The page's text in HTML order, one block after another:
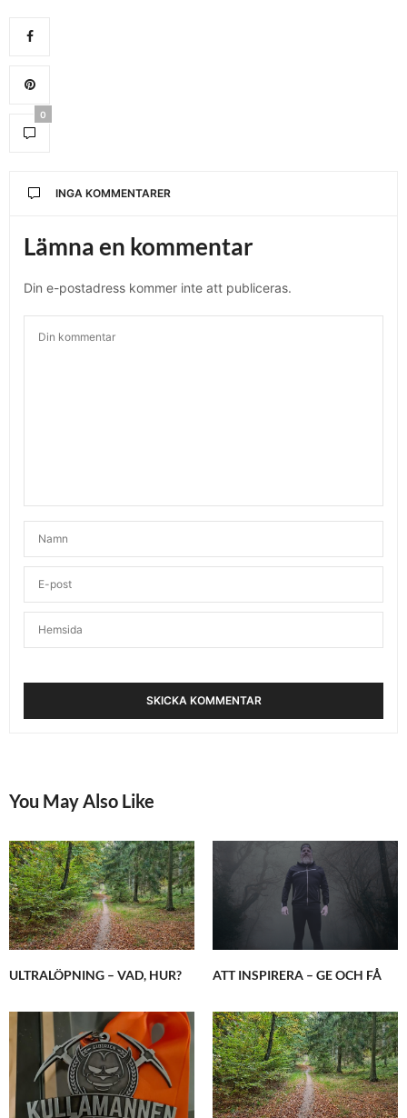
0
INGA KOMMENTARER
Lämna en kommentar
Din e-postadress kommer inte att publiceras.
You May Also Like
ULTRALÖPNING – VAD, HUR? ATT INSPIRERA – GE OCH FÅ